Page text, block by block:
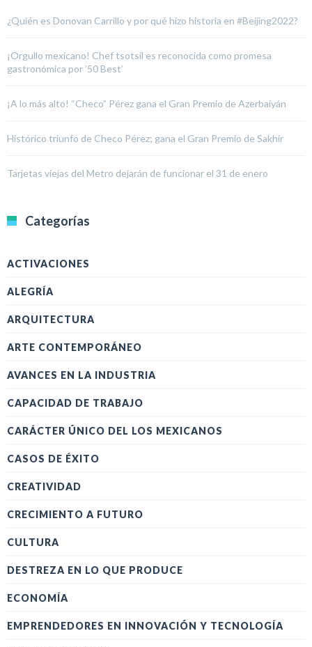
¿Quién es Donovan Carrillo y por qué hizo historia en #Beijing2022?
¡Orgullo mexicano! Chef tsotsil es reconocida como promesa
gastronómica por ’50 Best’
¡A lo más alto! “Checo” Pérez gana el Gran Premio de Azerbaiyán
Histórico triunfo de Checo Pérez; gana el Gran Premio de Sakhir
Tarjetas viejas del Metro dejarán de funcionar el 31 de enero
Categorías
ACTIVACIONES
ALEGRÍA
ARQUITECTURA
ARTE CONTEMPORÁNEO
AVANCES EN LA INDUSTRIA
CAPACIDAD DE TRABAJO
CARÁCTER ÚNICO DEL LOS MEXICANOS
CASOS DE ÉXITO
CREATIVIDAD
CRECIMIENTO A FUTURO
CULTURA
DESTREZA EN LO QUE PRODUCE
ECONOMÍA
EMPRENDEDORES EN INNOVACIÓN Y TECNOLOGÍA